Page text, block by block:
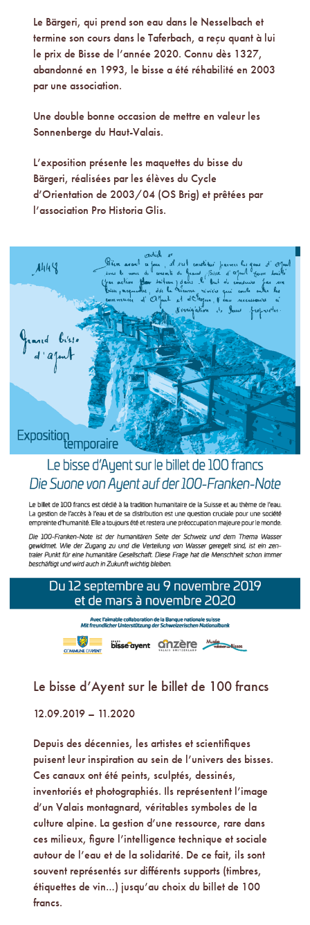
Le Bärgeri, qui prend son eau dans le Nesselbach et
termine son cours dans le Taferbach, a reçu quant à lui
le prix de Bisse de l’année 2020. Connu dès 1327,
abandonné en 1993, le bisse a été réhabilité en 2003
par une association.
Une double bonne occasion de mettre en valeur les
Sonnenberge du Haut-Valais.
L’exposition présente les maquettes du bisse du
Bärgeri, réalisées par les élèves du Cycle
d’Orientation de 2003/04 (OS Brig) et prêtées par
l’association Pro Historia Glis.
Le bisse d’Ayent sur le billet de 100 francs
12.09.2019 – 11.2020
Depuis des décennies, les artistes et scientifiques
puisent leur inspiration au sein de l’univers des bisses.
Ces canaux ont été peints, sculptés, dessinés,
inventoriés et photographiés. Ils représentent l’image
d’un Valais montagnard, véritables symboles de la
culture alpine. La gestion d’une ressource, rare dans
ces milieux, figure l’intelligence technique et sociale
autour de l’eau et de la solidarité. De ce fait, ils sont
souvent représentés sur différents supports (timbres,
étiquettes de vin…) jusqu’au choix du billet de 100
francs.